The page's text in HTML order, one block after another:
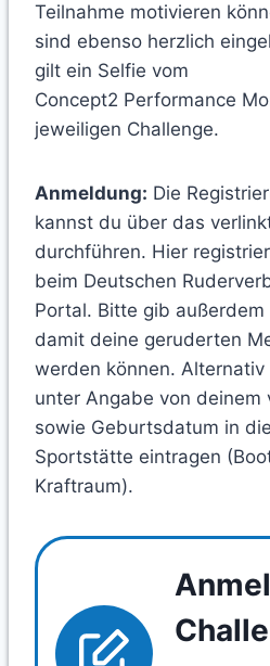
Teilnahme motivieren
sind ebenso herzlich
gilt ein Selfie vom
Concept2 Performance
jeweiligen Challenge.
Anmeldung: Die
kannst du über das
durchführen. Hier
beim Deutschen
Portal. Bitte gib außerdem
damit deine geruderten
werden können.
unter Angabe von deinem
sowie Geburtsdatum in
Sportstätte eintragen
Kraftraum).